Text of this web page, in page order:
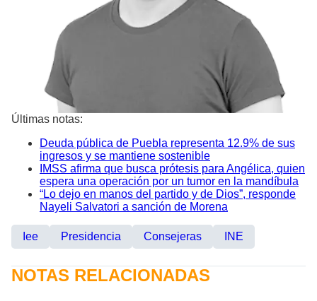
Últimas notas:
Deuda pública de Puebla representa 12.9% de sus
ingresos y se mantiene sostenible
IMSS afirma que busca prótesis para Angélica, quien
espera una operación por un tumor en la mandíbula
“Lo dejo en manos del partido y de Dios”, responde
Nayeli Salvatori a sanción de Morena
Iee Presidencia Consejeras INE
NOTAS RELACIONADAS